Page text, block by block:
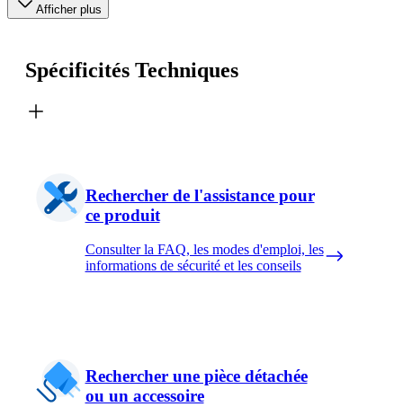
Afficher plus
Spécificités Techniques
Rechercher de l'assistance pour
ce produit
Consulter la FAQ, les modes d'emploi, les
informations de sécurité et les conseils
Rechercher une pièce détachée
ou un accessoire